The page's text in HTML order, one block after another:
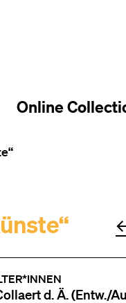
Online
d. Ä. (Entw./